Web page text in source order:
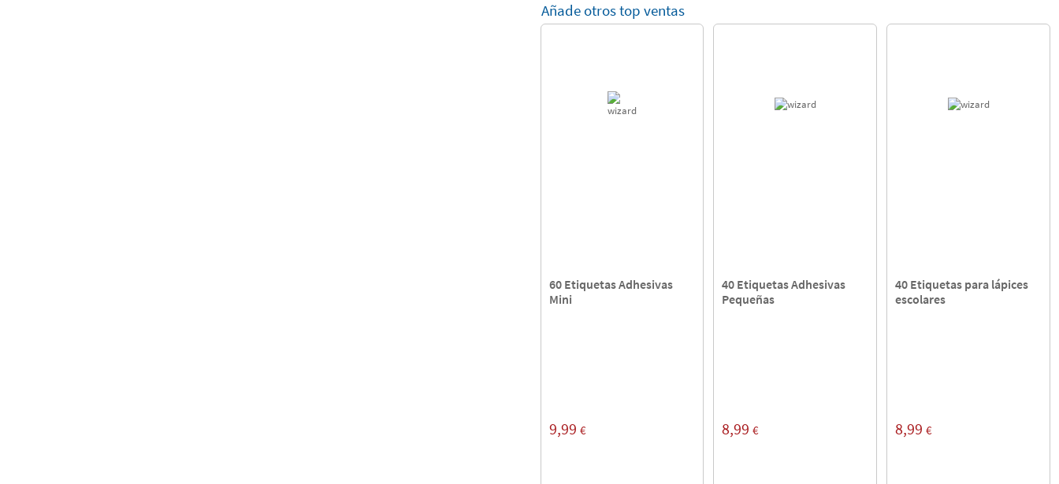
Añade otros top ventas
60 Etiquetas Adhesivas
Mini
9,99 €
40 Etiquetas Adhesivas
Pequeñas
8,99 €
40 Etiquetas para lápices
escolares
8,99 €